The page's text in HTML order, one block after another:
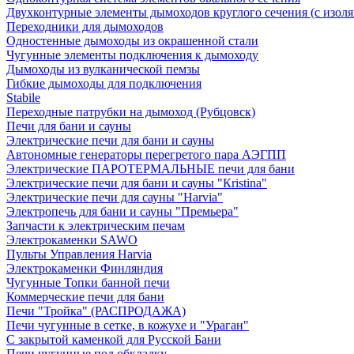
Двухконтурные элементы дымоходов круглого сечения (с
Переходники для дымоходов
Одностенные дымоходы из окрашенной стали
Чугунные элементы подключения к дымоходу
Дымоходы из вулканической пемзы
Гибкие дымоходы для подключения
Stabile
Переходные патрубки на дымоход (Рубцовск)
Печи для бани и сауны
Электрические печи для бани и сауны
Автономные генераторы перегретого пара АЭГПП
Электрические ПАРОТЕРМАЛЬНЫЕ печи для бани
Электрические печи для бани и сауны "Кristina"
Электрические печи для сауны "Harvia"
Электропечь для бани и сауны "Премьера"
Запчасти к электрическим печам
Электрокаменки SAWO
Пульты Управления Harvia
Электрокаменки Финляндия
Чугунные Топки банной печи
Коммерческие печи для бани
Печи "Тройка" (РАСПРОДАЖА)
Печи чугунные в сетке, в кожухе и "Ураган"
С закрытой каменкой для Русской Бани